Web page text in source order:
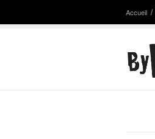
Accueil